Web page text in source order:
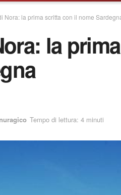
Nora: la prima scritta con il nome
la
Tempo di lettura: 4 minuti